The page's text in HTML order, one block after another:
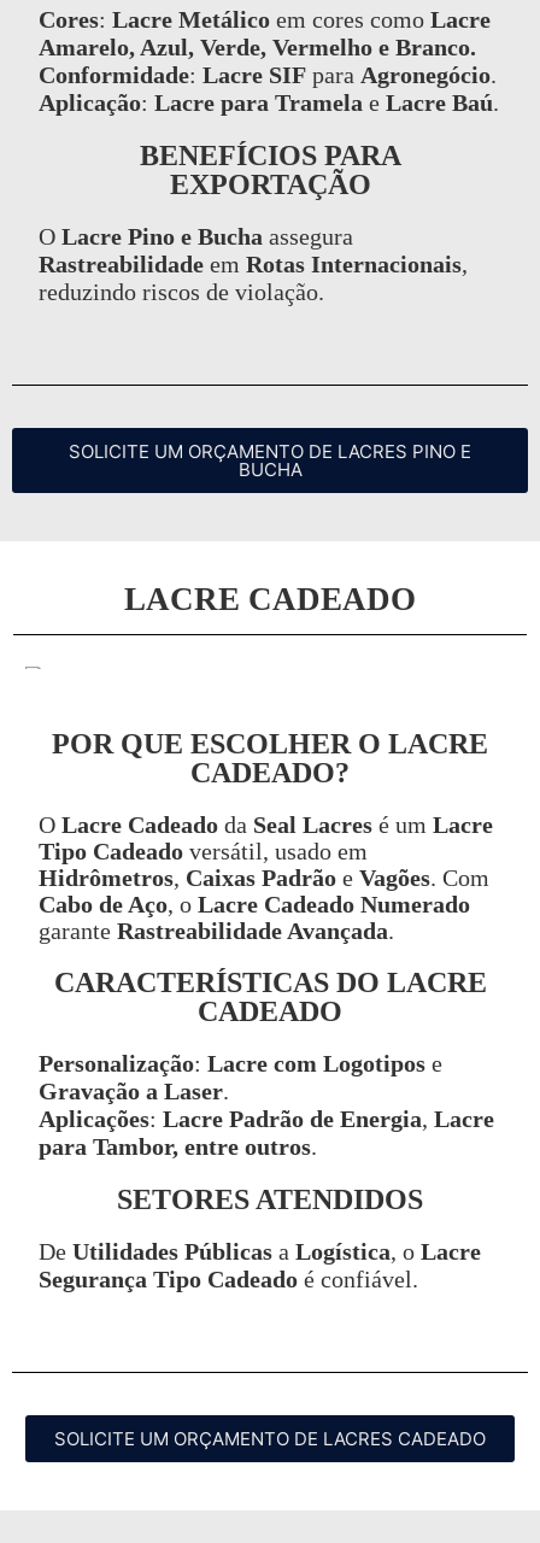
Cores: Lacre Metálico em cores como Lacre
Amarelo, Azul, Verde, Vermelho e Branco.
Conformidade: Lacre SIF para Agronegócio.
Aplicação: Lacre para Tramela e Lacre Baú.
BENEFÍCIOS PARA
EXPORTAÇÃO
O Lacre Pino e Bucha assegura
Rastreabilidade em Rotas Internacionais,
reduzindo riscos de violação.
SOLICITE UM ORÇAMENTO DE LACRES PINO E
BUCHA
LACRE CADEADO
POR QUE ESCOLHER O LACRE
CADEADO?
O Lacre Cadeado da Seal Lacres é um Lacre
Tipo Cadeado versátil, usado em
Hidrômetros, Caixas Padrão e Vagões. Com
Cabo de Aço, o Lacre Cadeado Numerado
garante Rastreabilidade Avançada.
CARACTERÍSTICAS DO LACRE
CADEADO
Personalização: Lacre com Logotipos e
Gravação a Laser.
Aplicações: Lacre Padrão de Energia, Lacre
para Tambor, entre outros.
SETORES ATENDIDOS
De Utilidades Públicas a Logística, o Lacre
Segurança Tipo Cadeado é confiável.
SOLICITE UM ORÇAMENTO DE LACRES CADEADO